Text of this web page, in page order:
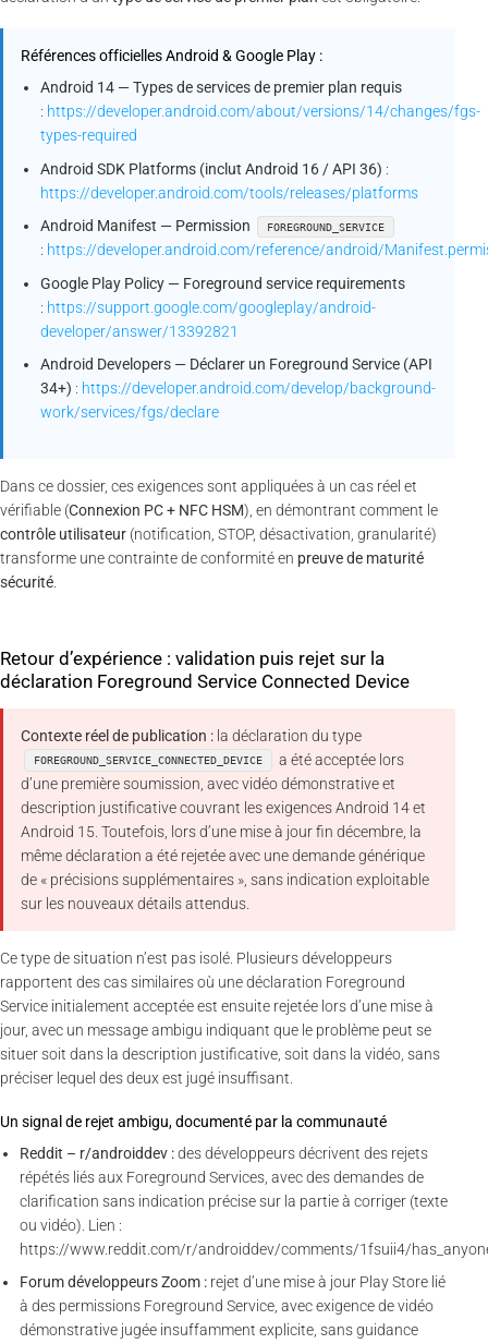
Références officielles Android & Google Play :
Android 14 — Types de services de premier plan requis
: https://developer.android.com/about/versions/14/changes/fgs-
types-required
Android SDK Platforms (inclut Android 16 / API 36) :
https://developer.android.com/tools/releases/platforms
Android Manifest — Permission
FOREGROUND_SERVICE
: https://developer.android.com/reference/android/
Google Play Policy — Foreground service requirements
: https://support.google.com/googleplay/android-
developer/answer/13392821
Android Developers — Déclarer un Foreground Service (API
34+) : https://developer.android.com/develop/background-
work/services/fgs/declare
Dans ce dossier, ces exigences sont appliquées à un cas réel et
vérifiable (Connexion PC + NFC HSM), en démontrant comment le
contrôle utilisateur (notification, STOP, désactivation, granularité)
transforme une contrainte de conformité en preuve de maturité
sécurité.
Retour d’expérience : validation puis rejet sur la
déclaration Foreground Service Connected Device
Contexte réel de publication : la déclaration du type
FOREGROUND_SERVICE_CONNECTED_DEVICE
a été acceptée lors
d’une première soumission, avec vidéo démonstrative et
description justificative couvrant les exigences Android 14 et
Android 15. Toutefois, lors d’une mise à jour fin décembre, la
même déclaration a été rejetée avec une demande générique
de « précisions supplémentaires », sans indication exploitable
sur les nouveaux détails attendus.
Ce type de situation n’est pas isolé. Plusieurs développeurs
rapportent des cas similaires où une déclaration Foreground
Service initialement acceptée est ensuite rejetée lors d’une mise à
jour, avec un message ambigu indiquant que le problème peut se
situer soit dans la description justificative, soit dans la vidéo, sans
préciser lequel des deux est jugé insuffisant.
Un signal de rejet ambigu, documenté par la communauté
Reddit – r/androiddev :des développeurs décrivent des rejets
répétés liés aux Foreground Services, avec des demandes de
clarification sans indication précise sur la partie à corriger (texte
ou vidéo). Lien :
https://www.reddit.com/r/androiddev/comments/1fsuii4/
Forum développeurs Zoom : rejet d’une mise à jour Play Store lié
à des permissions Foreground Service, avec exigence de vidéo
démonstrative jugée insuffamment explicite, sans guidance